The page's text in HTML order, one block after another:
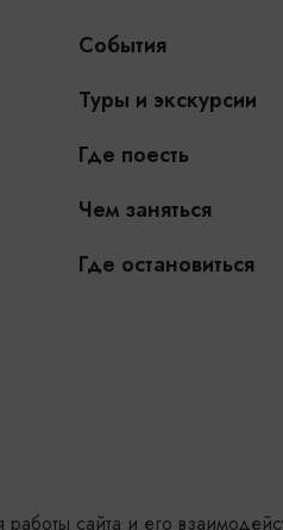
События
Туры и экскурсии
Где поесть
Чем заняться
Где остановиться
работы сайта и его